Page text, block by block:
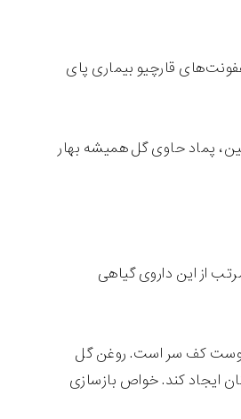
قارچیو بیماری پای
پماد حاوی گل همیشه بهار
از این داروی گیاهی
کف سر است. روغن گل
ایجاد کند. خواص بازسازی